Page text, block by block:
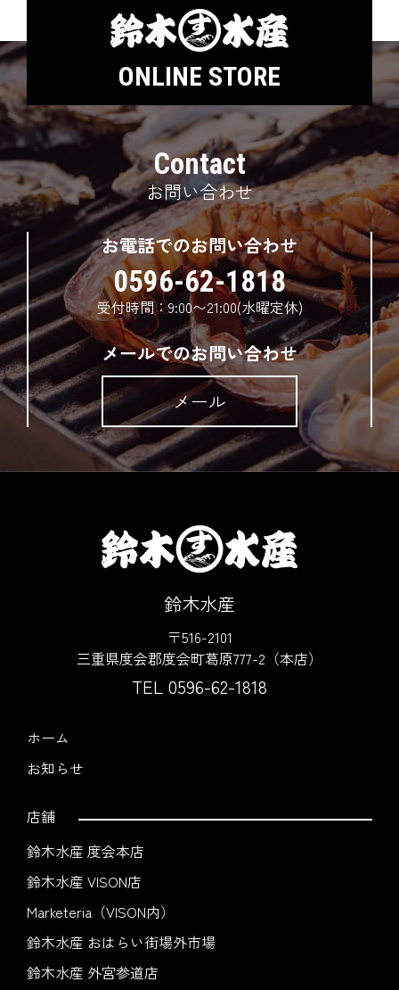
ONLINE STORE
Contact
お問い合わせ
お電話でのお問い合わせ
0596-62-1818
受付時間：9:00〜21:00(水曜定休)
メールでのお問い合わせ
メール
鈴木水産
〒516-2101
三重県度会郡度会町葛原777-2（本店）
TEL 0596-62-1818
ホーム
お知らせ
店舗
鈴木水産 度会本店
鈴木水産 VISON店
Marketeria（VISON内）
鈴木水産 おはらい街場外市場
鈴木水産 外宮参道店